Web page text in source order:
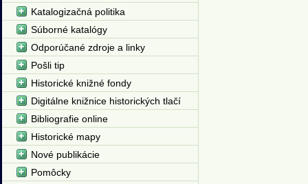
Katalogizačná politika
Súborné katalógy
Odporúčané zdroje a linky
Pošli tip
Historické knižné fondy
Digitálne knižnice historických tlačí
Bibliografie online
Historické mapy
Nové publikácie
Pomôcky